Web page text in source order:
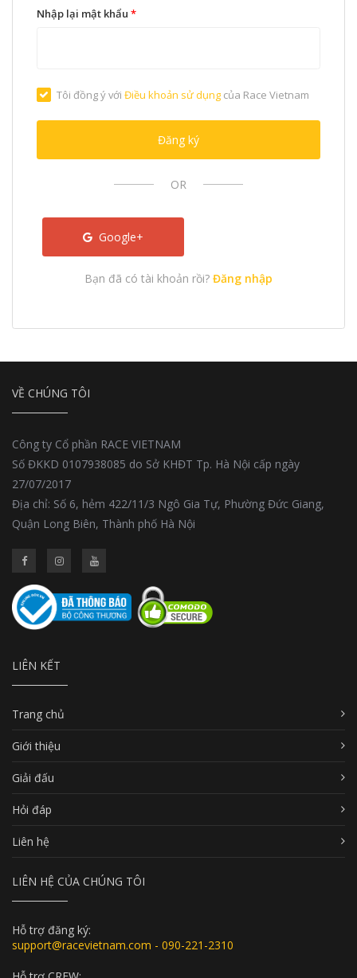
Nhập lại mật khẩu *
Tôi đồng ý với Điều khoản sử dụngcủa Race Vietnam
Đăng ký
OR
Google+
Bạn đã có tài khoản rồi? Đăng nhập
VỀ CHÚNG TÔI
Công ty Cổ phần RACE VIETNAM
Số ĐKKD 0107938085 do Sở KHĐT Tp. Hà Nội cấp ngày
27/07/2017
Địa chỉ: Số 6, hẻm 422/11/3 Ngô Gia Tự, Phường Đức Giang,
Quận Long Biên, Thành phố Hà Nội
LIÊN KẾT
Trang chủ
Giới thiệu
Giải đấu
Hỏi đáp
Liên hệ
LIÊN HỆ CỦA CHÚNG TÔI
Hỗ trợ đăng ký:
support@racevietnam.com - 090-221-2310